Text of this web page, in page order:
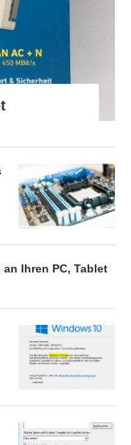
Ihren PC, Tablet